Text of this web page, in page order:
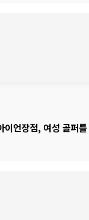
이언장점, 여성 골퍼